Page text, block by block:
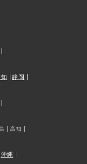
静岡
高知
沖縄